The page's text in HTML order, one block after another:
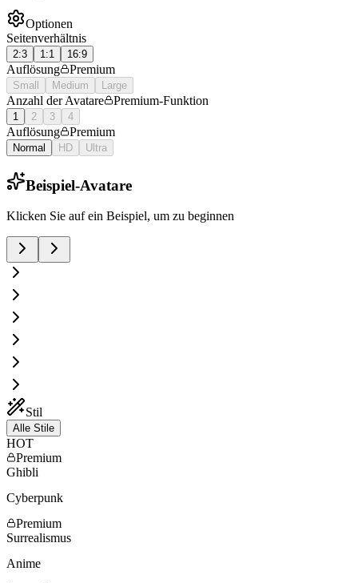
Optionen
Seitenverhältnis
2:3 1:1 16:9
Auflösung Premium
Small Medium Large
Anzahl der Avatare Premium-Funktion
1 2 3 4
Auflösung Premium
Normal HD Ultra
Beispiel-Avatare
Klicken Sie auf ein Beispiel, um zu beginnen
Stil
Alle Stile
HOT
Premium
Ghibli
Cyberpunk
Premium
Surrealismus
Anime